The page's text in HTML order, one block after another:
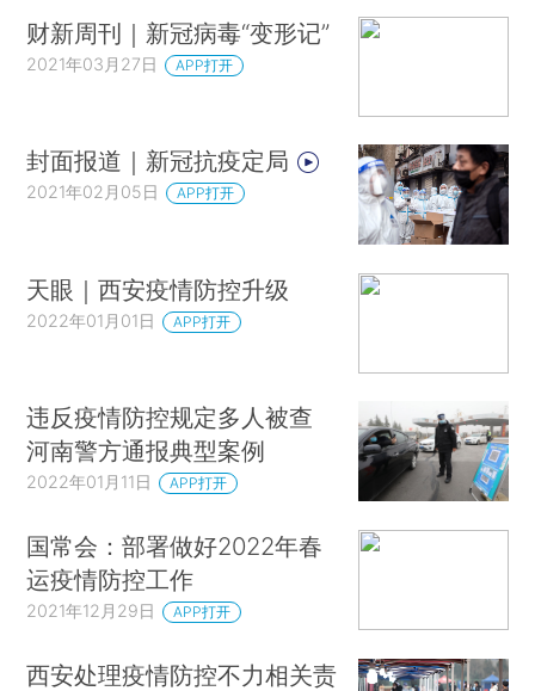
财新周刊｜新冠病毒“变形记”
2021年03月27日 APP打开
封面报道｜新冠抗疫定局
2021年02月05日 APP打开
天眼｜西安疫情防控升级
2022年01月01日 APP打开
违反疫情防控规定多人被查
河南警方通报典型案例
2022年01月11日 APP打开
国常会：部署做好2022年春
运疫情防控工作
2021年12月29日 APP打开
西安处理疫情防控不力相关责